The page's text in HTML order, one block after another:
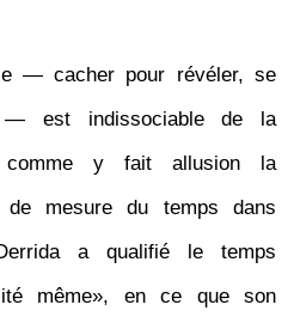
— cacher pour révéler, se
— est indissociable de la
comme y fait allusion la
de mesure du temps dans
a qualifié le temps
même», en ce que son